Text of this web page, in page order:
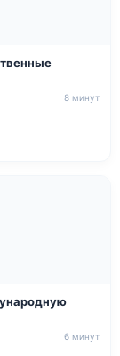
8 минут
6 минут